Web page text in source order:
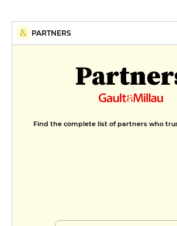
PARTNERS
Find the complete list of partners who